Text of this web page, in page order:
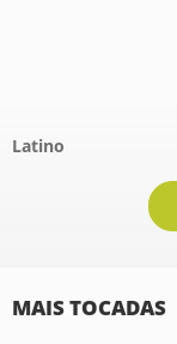
Latino
MAIS TOCADAS